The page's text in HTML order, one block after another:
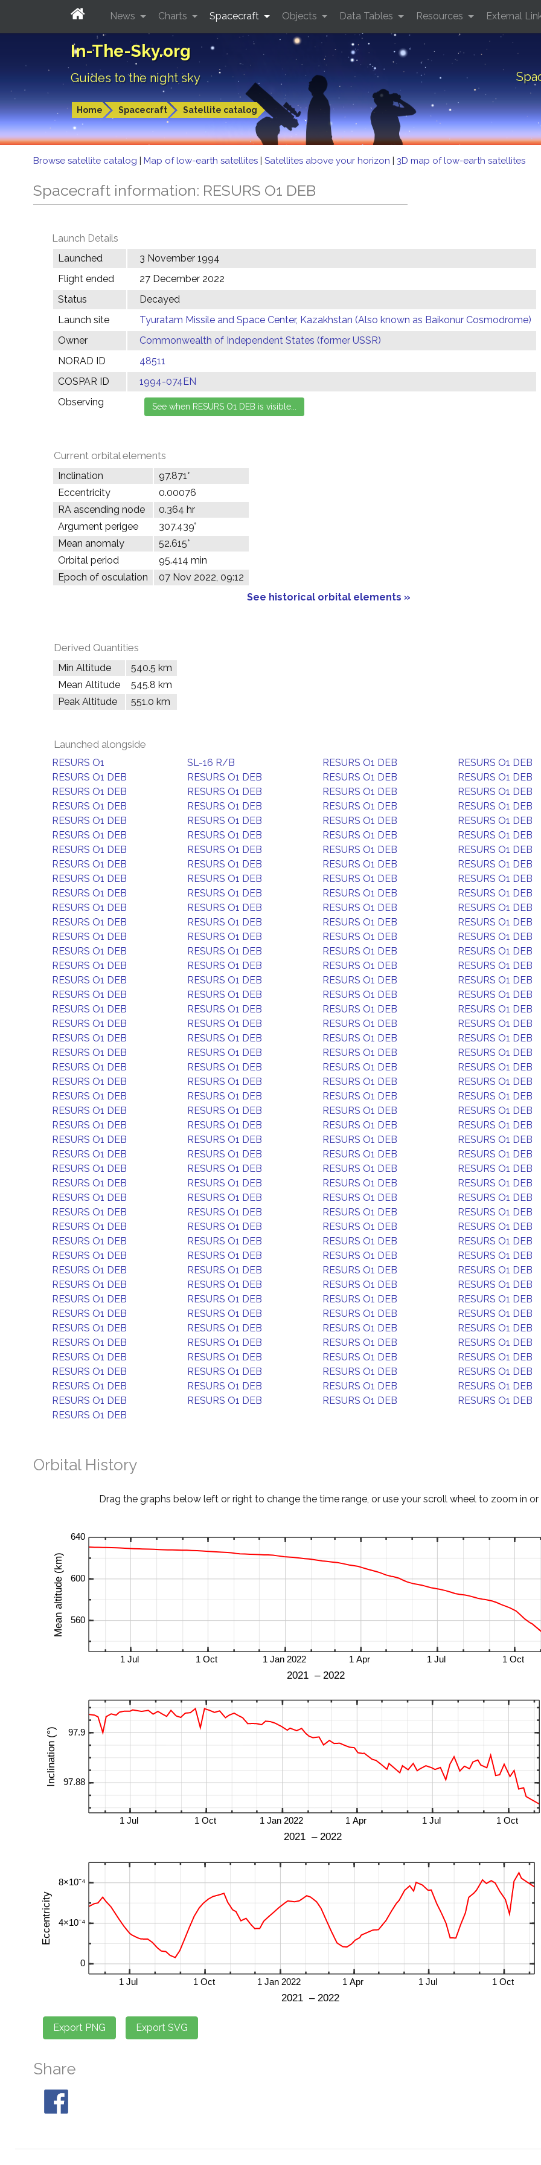
In-The-Sky.org
Guides to the night sky
Home Spacecraft Satellite catalog
News Charts Spacecraft Objects Data Tables Resources External
Browse satellite catalog | Map of low-earth satellites | Satellites above your horizon | 3D map of low-earth satellites
Spacecraft information: RESURS O1 DEB
Launch Details
Launched
3 November 1994
Flight ended
27 December 2022
Status
Decayed
Launch site
Tyuratam Missile and Space Center, Kazakhstan (Also known as Baikonur Cosmodrome)
Owner
Commonwealth of Independent States (former USSR)
NORAD ID
48511
COSPAR ID
1994-074EN
Observing
Current orbital elements
Inclination
97.871°
Eccentricity
0.00076
RA ascending node
0.364 hr
Argument perigee
307.439°
Mean anomaly
52.615°
Orbital period
95.414 min
Epoch of osculation
07 Nov 2022, 09:12
See historical orbital elements »
Derived Quantities
Min Altitude
540.5 km
Mean Altitude
545.8 km
Peak Altitude
551.0 km
Launched alongside
RESURS O1 SL-16 R/B RESURS O1 DEB
RESURS O1 DEB
RESURS O1 DEB
RESURS O1 DEB RESURS O1 DEB
RESURS O1 DEB
RESURS O1 DEB
RESURS O1 DEB RESURS O1 DEB
RESURS O1 DEB
RESURS O1 DEB
RESURS O1 DEB RESURS O1 DEB
RESURS O1 DEB
RESURS O1 DEB
RESURS O1 DEB RESURS O1 DEB
RESURS O1 DEB
RESURS O1 DEB
RESURS O1 DEB RESURS O1 DEB
RESURS O1 DEB
RESURS O1 DEB
RESURS O1 DEB RESURS O1 DEB
RESURS O1 DEB
RESURS O1 DEB
RESURS O1 DEB RESURS O1 DEB
RESURS O1 DEB
RESURS O1 DEB
RESURS O1 DEB RESURS O1 DEB
RESURS O1 DEB
RESURS O1 DEB
RESURS O1 DEB RESURS O1 DEB
RESURS O1 DEB
RESURS O1 DEB
RESURS O1 DEB RESURS O1 DEB
RESURS O1 DEB
RESURS O1 DEB
RESURS O1 DEB RESURS O1 DEB
RESURS O1 DEB
RESURS O1 DEB
RESURS O1 DEB RESURS O1 DEB
RESURS O1 DEB
RESURS O1 DEB
RESURS O1 DEB RESURS O1 DEB
RESURS O1 DEB
RESURS O1 DEB
RESURS O1 DEB RESURS O1 DEB
RESURS O1 DEB
RESURS O1 DEB
RESURS O1 DEB RESURS O1 DEB
RESURS O1 DEB
RESURS O1 DEB
RESURS O1 DEB RESURS O1 DEB
RESURS O1 DEB
RESURS O1 DEB
RESURS O1 DEB RESURS O1 DEB
RESURS O1 DEB
RESURS O1 DEB
RESURS O1 DEB RESURS O1 DEB
RESURS O1 DEB
RESURS O1 DEB
RESURS O1 DEB RESURS O1 DEB
RESURS O1 DEB
RESURS O1 DEB
RESURS O1 DEB RESURS O1 DEB
RESURS O1 DEB
RESURS O1 DEB
RESURS O1 DEB RESURS O1 DEB
RESURS O1 DEB
RESURS O1 DEB
RESURS O1 DEB RESURS O1 DEB
RESURS O1 DEB
RESURS O1 DEB
RESURS O1 DEB RESURS O1 DEB
RESURS O1 DEB
RESURS O1 DEB
RESURS O1 DEB RESURS O1 DEB
RESURS O1 DEB
RESURS O1 DEB
RESURS O1 DEB RESURS O1 DEB
RESURS O1 DEB
RESURS O1 DEB
RESURS O1 DEB RESURS O1 DEB
RESURS O1 DEB
RESURS O1 DEB
RESURS O1 DEB RESURS O1 DEB
RESURS O1 DEB
RESURS O1 DEB
RESURS O1 DEB RESURS O1 DEB
RESURS O1 DEB
RESURS O1 DEB
RESURS O1 DEB RESURS O1 DEB
RESURS O1 DEB
RESURS O1 DEB
RESURS O1 DEB RESURS O1 DEB
RESURS O1 DEB
RESURS O1 DEB
RESURS O1 DEB RESURS O1 DEB
RESURS O1 DEB
RESURS O1 DEB
RESURS O1 DEB RESURS O1 DEB
RESURS O1 DEB
RESURS O1 DEB
RESURS O1 DEB RESURS O1 DEB
RESURS O1 DEB
RESURS O1 DEB
RESURS O1 DEB RESURS O1 DEB
RESURS O1 DEB
RESURS O1 DEB
RESURS O1 DEB RESURS O1 DEB
RESURS O1 DEB
RESURS O1 DEB
RESURS O1 DEB RESURS O1 DEB
RESURS O1 DEB
RESURS O1 DEB
RESURS O1 DEB RESURS O1 DEB
RESURS O1 DEB
RESURS O1 DEB
RESURS O1 DEB RESURS O1 DEB
RESURS O1 DEB
RESURS O1 DEB
RESURS O1 DEB RESURS O1 DEB
RESURS O1 DEB
RESURS O1 DEB
RESURS O1 DEB RESURS O1 DEB
RESURS O1 DEB
RESURS O1 DEB
RESURS O1 DEB RESURS O1 DEB
RESURS O1 DEB
RESURS O1 DEB
RESURS O1 DEB RESURS O1 DEB
RESURS O1 DEB
RESURS O1 DEB
RESURS O1 DEB RESURS O1 DEB
RESURS O1 DEB
RESURS O1 DEB
RESURS O1 DEB RESURS O1 DEB
RESURS O1 DEB
RESURS O1 DEB
Orbital History
Drag the graphs below left or right to change the time range, or use your scroll wheel to zoom in or
Share